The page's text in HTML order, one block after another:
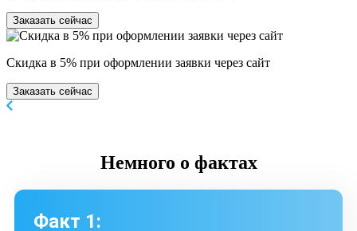
Заказать сейчас
Скидка в 5% при оформлении заявки через сайт
Заказать сейчас
Немного о фактах
Факт 1: